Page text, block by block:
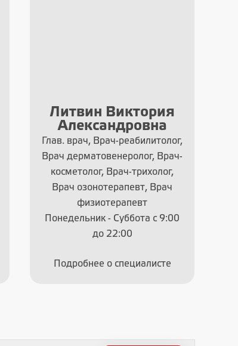
Литвин Виктория
Александровна
Глав. врач, Врач-реабилитолог,
Врач дерматовенеролог, Врач-
косметолог, Врач-трихолог,
Врач озонотерапевт, Врач
физиотерапевт
Понедельник - Суббота с 9:00
до 22:00
Подробнее о специалисте